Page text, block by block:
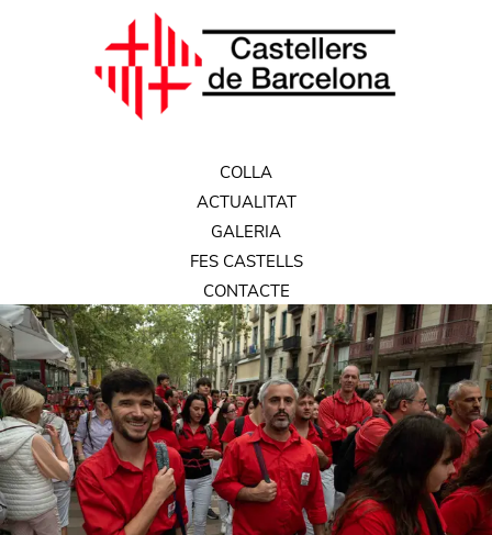
COLLA
ACTUALITAT
GALERIA
FES CASTELLS
CONTACTE